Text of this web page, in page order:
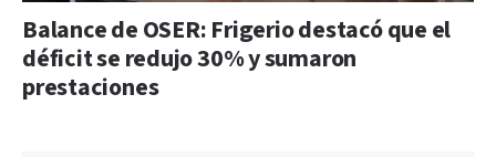
Balance de OSER: Frigerio destacó que el
déficit se redujo 30% y sumaron
prestaciones